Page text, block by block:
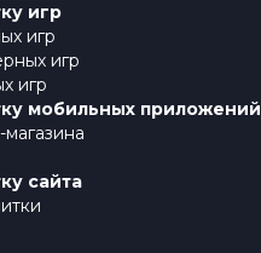
игр
игр
игр
игр
мобильных приложений
сайта